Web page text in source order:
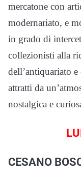
mercatone con
modernariato, e
in grado di
collezionisti alla
dell’antiquariato
attratti da
nostalgica e
CESANO